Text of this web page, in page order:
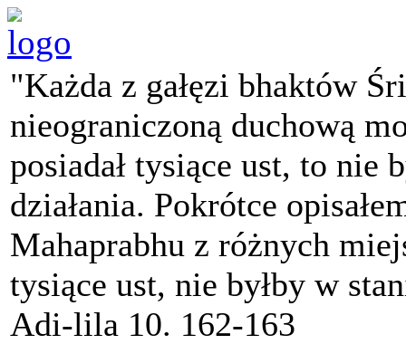
"Każda z gałęzi bhaktów
nieograniczoną duchową
posiadał tysiące ust, to nie
działania. Pokrótce
Mahaprabhu z różnych
tysiące ust, nie byłby w
Adi-lila 10. 162-163